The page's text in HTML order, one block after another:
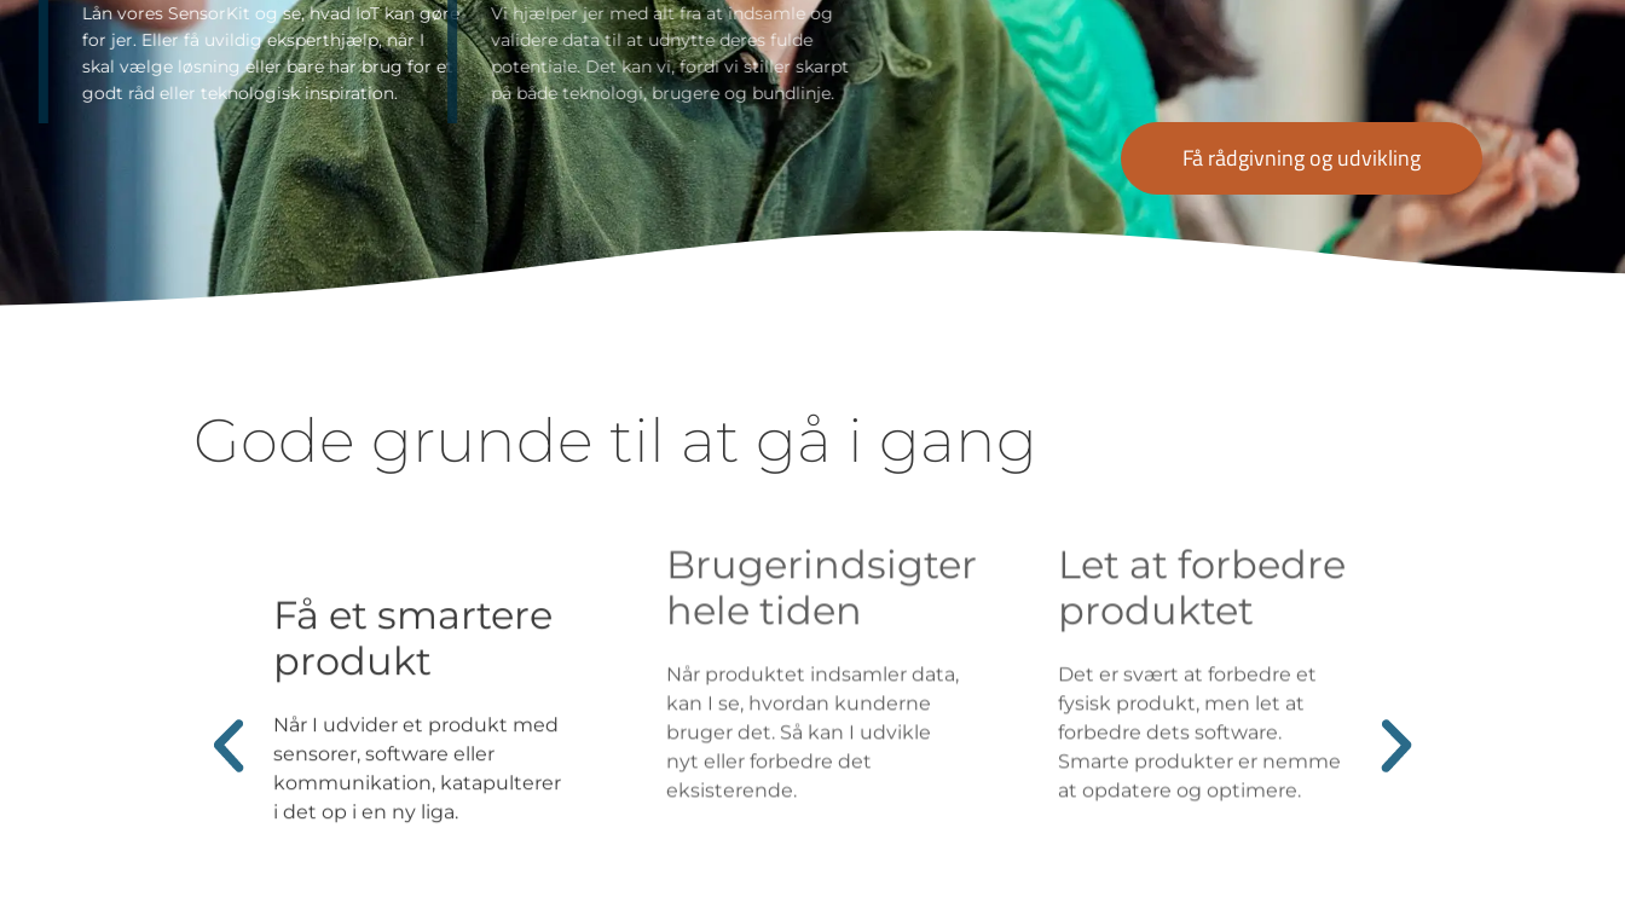
Lån vores SensorKit og se, hvad IoT kan gøre
for jer. Eller få uvildig eksperthjælp, når I
skal vælge løsning eller bare har brug for et
godt råd eller teknologisk inspiration.
Vi hjælper jer med alt fra at indsamle og
validere data til at udnytte deres fulde
potentiale. Det kan vi, fordi vi stiller skarpt
på både teknologi, brugere og bundlinje.
Få rådgivning og udvikling
Gode grunde til at gå i gang
Få et smartere
produkt
Når I udvider et produkt med
sensorer, software eller
kommunikation, katapulterer
i det op i en ny liga.
Brugerindsigter
hele tiden
Når produktet indsamler data,
kan I se, hvordan kunderne
bruger det. Så kan I udvikle
Let at forbedre
produktet
Det er svært at forbedre et
fysisk produkt, men let at
forbedre dets software.